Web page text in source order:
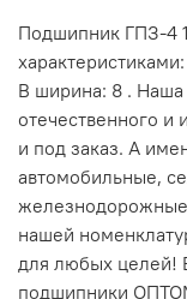
Подшипник ГПЗ-4
В ширина: 8 . Наша
отечественного и
и под заказ. А
автомобильные,
нашей
для любых целей!
подшипники